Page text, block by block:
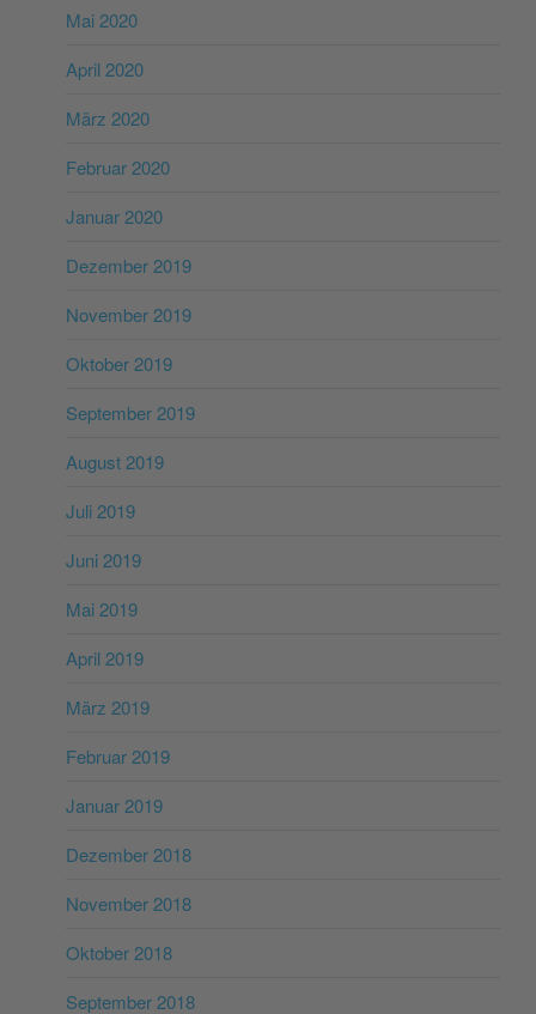
Mai 2020
April 2020
März 2020
Februar 2020
Januar 2020
Dezember 2019
November 2019
Oktober 2019
September 2019
August 2019
Juli 2019
Juni 2019
Mai 2019
April 2019
März 2019
Februar 2019
Januar 2019
Dezember 2018
November 2018
Oktober 2018
September 2018